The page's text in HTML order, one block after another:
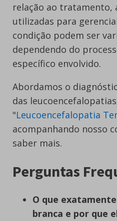
relação ao tratamento,
utilizadas para
condição podem ser
dependendo do
específico envolvido.
Abordamos o
das
"Leucoencefalopatia
acompanhando nosso
saber mais.
Perguntas
O que
branca e por que